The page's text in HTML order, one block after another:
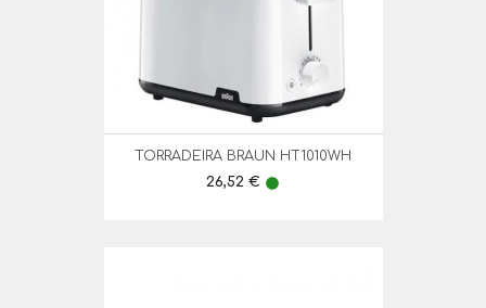
TORRADEIRA BRAUN HT1010WH
Preço
26,52 € lens